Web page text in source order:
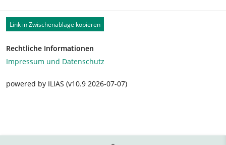
Link in Zwischenablage kopieren
Rechtliche Informationen
Impressum und Datenschutz
powered by ILIAS (v10.9 2026-07-07)